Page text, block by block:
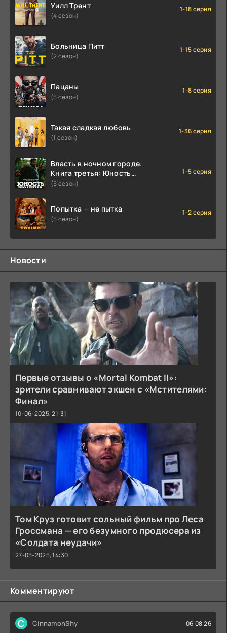
Уилл Трент
(4 сезон)
1-18 серия
Больница Питт
(2 сезон)
1-15 серия
Пацаны
(5 сезон)
1-8 серия
Такая сладкая любовь
(1 сезон)
1-36 серия
Власть в ночном городе.
Книга третья: Юность
Кэнена
(5 сезон)
1-5 серия
Попытка — не пытка
(5 сезон)
1-2 серия
Новости
Первые отзывы о «Mortal Kombat II»:
зрители сравнивают экшен с «Мстителями:
Финал»
10-06-2025, 21:31
Том Круз готовит сольный фильм про Леса
Гроссмана — его безумного продюсера из
«Солдата неудачи»
27-05-2025, 14:30
Комментируют
C CinnamonShy 06.08.26